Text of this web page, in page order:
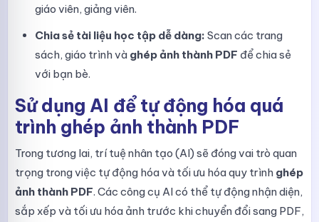
giáo viên, giảng viên.
Chia sẻ tài liệu học tập dễ dàng: Scan các trang
sách, giáo trình và ghép ảnh thành PDF để chia sẻ
với bạn bè.
Sử dụng AI để tự động hóa quá
trình ghép ảnh thành PDF
Trong tương lai, trí tuệ nhân tạo (AI) sẽ đóng vai trò quan
trọng trong việc tự động hóa và tối ưu hóa quy trình ghép
ảnh thành PDF. Các công cụ AI có thể tự động nhận diện,
sắp xếp và tối ưu hóa ảnh trước khi chuyển đổi sang PDF,